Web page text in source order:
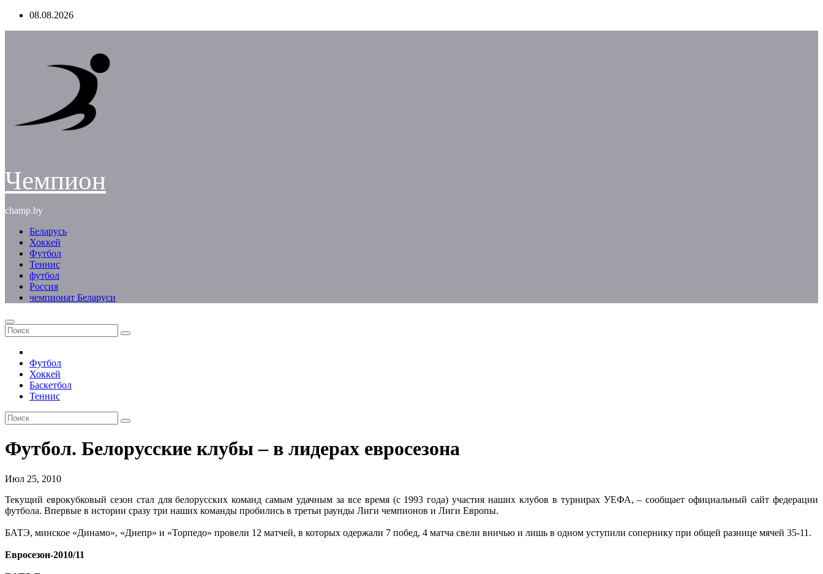
Перейти08.08.2026
Чемпион
champ.by
Беларусь
Хоккей
Футбол
Теннис
футбол
Россия
чемпионат Беларуси
Футбол
Хоккей
Баскетбол
Теннис
Футбол. Белорусские клубы – в лидерах евросезона
Июл 25, 2010
Текущий еврокубковый сезон стал для белорусских команд самым удачным за все время (с 1993 года) участия наших клубов в турнирах УЕФА, – сообщает официальный сайт федерации
футбола. Впервые в истории сразу три наших команды пробились в третьи раунды Лиги чемпионов и Лиги Европы.
БАТЭ, минское «Динамо», «Днепр» и «Торпедо» провели 12 матчей, в которых одержали 7 побед, 4 матча свели вничью и лишь в одном уступили сопернику при общей разнице мячей 35-11.
Евросезон-2010/11